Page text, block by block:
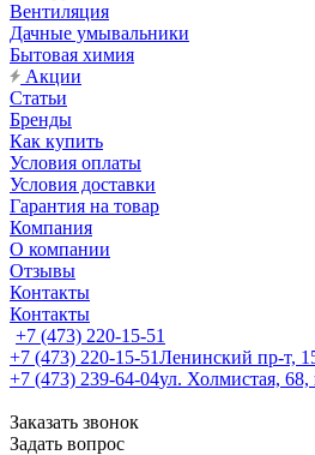
Вентиляция
Дачные умывальники
Бытовая химия
Акции
Статьи
Бренды
Как купить
Условия оплаты
Условия доставки
Гарантия на товар
Компания
О компании
Отзывы
Контакты
Контакты
+7 (473) 220-15-51
+7 (473) 220-15-51Ленинский пр-т,
+7 (473) 239-64-04ул. Холмистая, 68,
Заказать звонок
Задать вопрос